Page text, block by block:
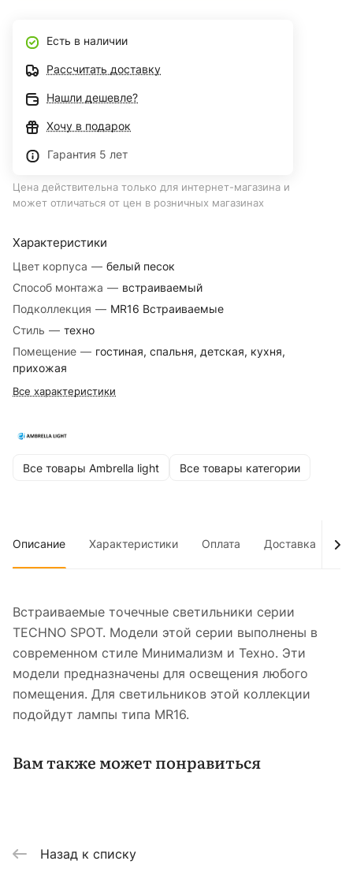
Характеристики
Цвет корпуса — белый песок
Способ монтажа — встраиваемый
Подколлекция — MR16 Встраиваемые
Стиль — техно
Помещение — гостиная, спальня, детская, кухня,
прихожая
Все характеристики
Все товары Ambrella light Все товары категории
Есть в наличии
Рассчитать доставку
Нашли дешевле?
Хочу в подарок
Гарантия 5 лет
Цена действительна только для интернет-магазина и
может отличаться от цен в розничных магазинах
Описание Характеристики Оплата Доставка
Встраиваемые точечные светильники серии
TECHNO SPOT. Модели этой серии выполнены в
современном стиле Минимализм и Техно. Эти
модели предназначены для освещения любого
помещения. Для светильников этой коллекции
подойдут лампы типа MR16.
Вам также может понравиться
Назад к списку